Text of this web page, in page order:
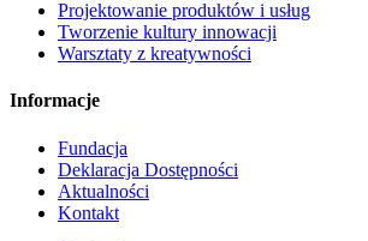
Projektowanie produktów i usług
Tworzenie kultury innowacji
Warsztaty z kreatywności
Informacje
Fundacja
Deklaracja Dostępności
Aktualności
Kontakt